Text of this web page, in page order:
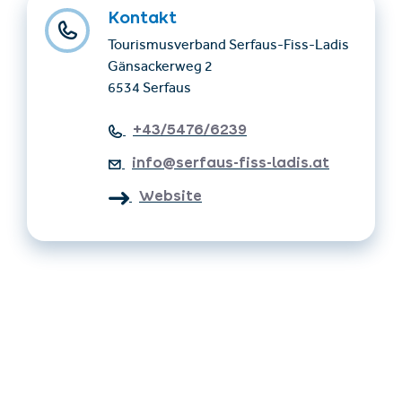
Kontakt
Tourismusverband Serfaus-Fiss-Ladis
Gänsackerweg 2
6534 Serfaus
+43/5476/6239
info@serfaus-fiss-ladis.at
Website